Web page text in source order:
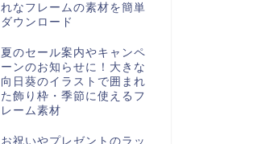
れなフレームの素材を簡単
ダウンロード
夏のセール案内やキャンペ
ーンのお知らせに！大きな
向日葵のイラストで囲まれ
た飾り枠・季節に使えるフ
レーム素材
お祝いやプレゼントのラッ